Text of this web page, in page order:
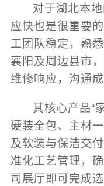
对于湖北本
应快也是很重要
工团队稳定，熟
襄阳及周边县市
维修响应，沟通成
其核心产品“
硬装全包、主材
及软装与保洁交
准化工艺管理，
司展厅即可完成